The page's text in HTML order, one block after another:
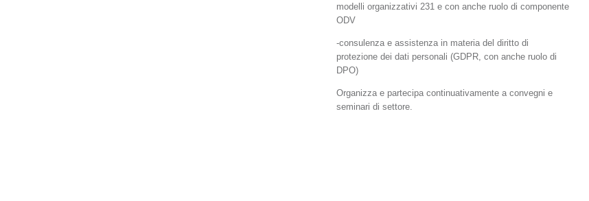
modelli organizzativi 231 e con anche ruolo di componente
ODV
-consulenza e assistenza in materia del diritto di
protezione dei dati personali (GDPR, con anche ruolo di
DPO)
Organizza e partecipa continuativamente a convegni e
seminari di settore.